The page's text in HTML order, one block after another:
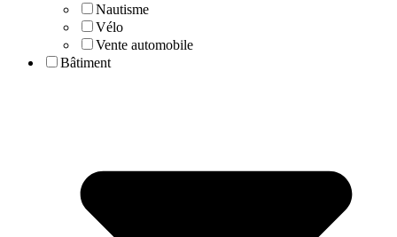
Nautisme
Vélo
Vente automobile
Bâtiment